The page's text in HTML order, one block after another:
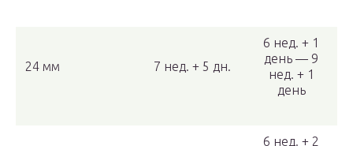
24 мм 7 нед. + 5 дн.
6 нед. + 1
день — 9
нед. + 1
день
6 нед. + 2